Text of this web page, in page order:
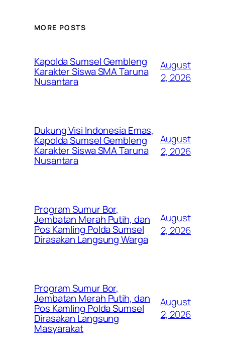
MORE POSTS
Kapolda Sumsel Gembleng
Karakter Siswa SMA Taruna
Nusantara
August
2, 2026
Dukung Visi Indonesia Emas,
Kapolda Sumsel Gembleng
Karakter Siswa SMA Taruna
Nusantara
August
2, 2026
Program Sumur Bor,
Jembatan Merah Putih, dan
Pos Kamling Polda Sumsel
Dirasakan Langsung Warga
August
2, 2026
Program Sumur Bor,
Jembatan Merah Putih, dan
Pos Kamling Polda Sumsel
Dirasakan Langsung
Masyarakat
August
2, 2026